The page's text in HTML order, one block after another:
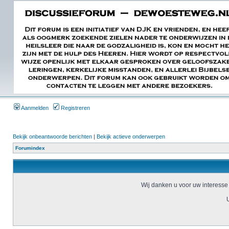
Aanmelden Registreren
Bekijk onbeantwoorde berichten | Bekijk actieve onderwerpen
Forumindex
Wij danken u voor uw